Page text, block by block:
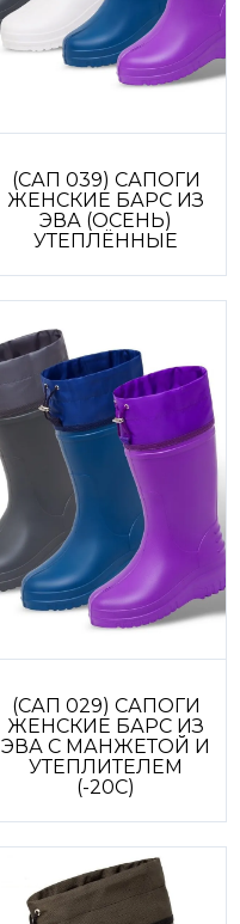
(САП 039) САПОГИ
ЖЕНСКИЕ БАРС ИЗ
ЭВА (ОСЕНЬ)
УТЕПЛЁННЫЕ
(САП 029) САПОГИ
ЖЕНСКИЕ БАРС ИЗ
ЭВА С МАНЖЕТОЙ И
УТЕПЛИТЕЛЕМ
(-20С)